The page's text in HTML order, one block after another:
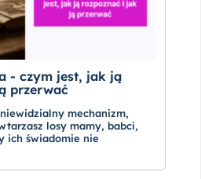
- czym jest, jak ją
przerwać
mechanizm,
losy mamy, babci,
ich świadomie nie